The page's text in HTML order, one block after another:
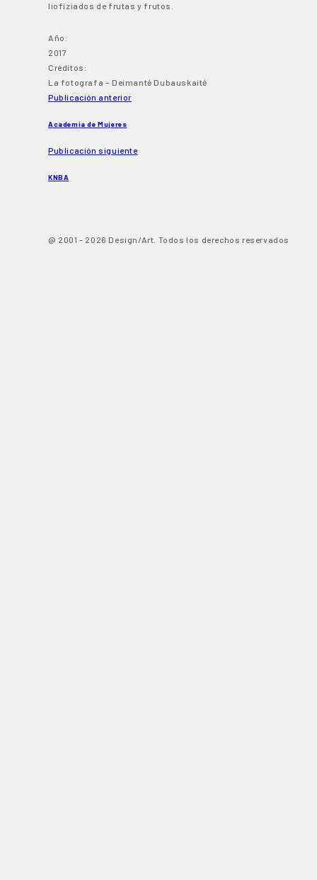
liofiziados de frutas y frutos.
Año:
2017
Créditos:
La fotografa – Deimantė Dubauskaitė
Publicación anterior
Academia de Mujeres
Publicación siguiente
KNBA
@ 2001 - 2026 Design/Art. Todos los derechos reservados